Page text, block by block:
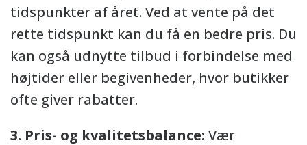
tidspunkter af året. Ved at vente på det
rette tidspunkt kan du få en bedre pris. Du
kan også udnytte tilbud i forbindelse med
højtider eller begivenheder, hvor butikker
ofte giver rabatter.
3. Pris- og kvalitetsbalance: Vær